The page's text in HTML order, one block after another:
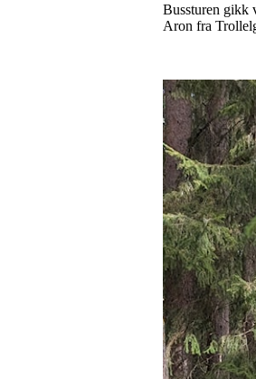
Bussturen gikk
Aron fra